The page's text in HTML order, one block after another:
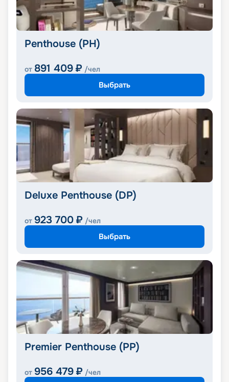
Penthouse (PH)
от 891 409 ₽ /чел
Выбрать
Deluxe Penthouse (DP)
от 923 700 ₽ /чел
Выбрать
Premier Penthouse (PP)
от 956 479 ₽ /чел